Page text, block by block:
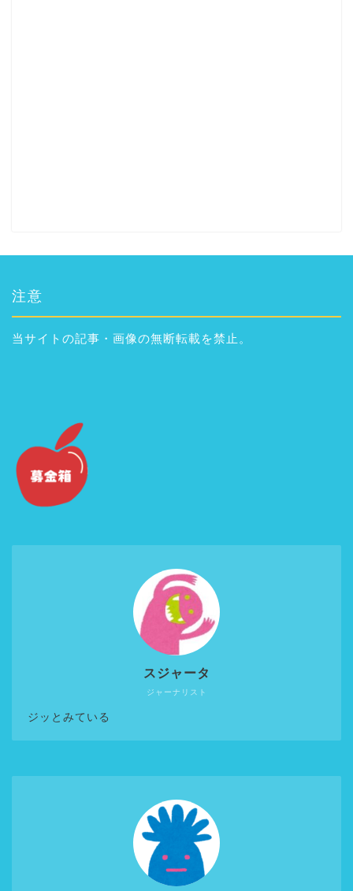
注意
当サイトの記事・画像の無断転載を禁止。
ジャーナリスト
スジャータ
ジッとみている